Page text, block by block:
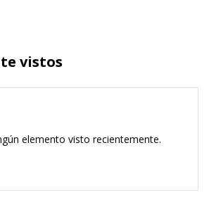
vistos
elemento visto recientemente.